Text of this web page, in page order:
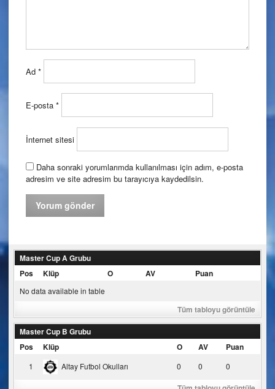
Ad *
E-posta *
İnternet sitesi
Daha sonraki yorumlarımda kullanılması için adım, e-posta
adresim ve site adresim bu tarayıcıya kaydedilsin.
Master Cup A Grubu
Pos
Klüp O AV Puan
No data available in table
Tüm tabloyu görüntüle
Master Cup B Grubu
Pos
Klüp O AV Puan
1 Altay Futbol Okulları 0 0 0